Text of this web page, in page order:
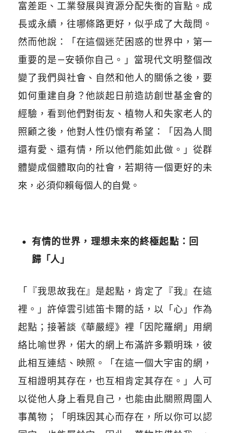
富差距、工業發展與資源分配失衡的盲點。成
長或永續，往哪條路更好，似乎成了大哉問。
然而他說：「在這個迷茫困惑的世界中，第一
重要的是—安頓你自己。」當現代文明整個改
變了我們與社會、自然和他人的關係之後，要
如何重建自身？他談起日前造訪創世基金會的
經驗，看到他們對街友、植物人和失家老人的
照顧之後，他對人性仍懷有希望：「因為人間
還有愛、還有情，所以他們能如此做。」從群
體變成個體取向的社會，若期待一個更好的未
來，必須仰賴每個人的自覺。
有情的世界，理想未來的終極起點：回
歸「人」
「『我思故我在』是起點，肯定了『我』在這
裡。」許倬雲引述笛卡爾的話，以「心」作為
起點；接著談《華嚴經》裡「因陀羅網」用網
絡比喻世界，偌大的網上布滿許多顆明珠，彼
此相互連結、映照。「在這一個大宇宙的網，
互相證明其存在，也互相肯定其存在。」人可
以從他人身上看見自己，也能由此關照周圍人
事萬物；「明珠因其心而存在，所以你可以認